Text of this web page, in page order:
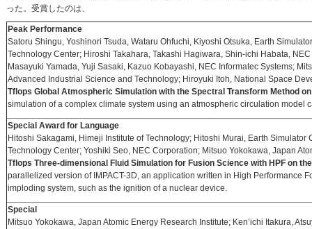
った。受賞したのは、
Peak Performance
Satoru Shingu, Yoshinori Tsuda, Wataru Ohfuchi, Kiyoshi Otsuka, Earth
Technology Center; Hiroshi Takahara, Takashi Hagiwara, Shin-ichi Habata,
Masayuki Yamada, Yuji Sasaki, Kazuo Kobayashi, NEC Informatec Systems;
Advanced Industrial Science and Technology; Hiroyuki Itoh, National Space
Tflops Global Atmospheric Simulation with the Spectral Transform Method
simulation of a complex climate system using an atmospheric circulation model
Special Award for Language
Hitoshi Sakagami, Himeji Institute of Technology; Hitoshi Murai, Earth Simulator
Technology Center; Yoshiki Seo, NEC Corporation; Mitsuo Yokokawa, Japan
Tflops Three-dimensional Fluid Simulation for Fusion Science with HPF on
parallelized version of IMPACT-3D, an application written in High Performance
imploding system, such as the ignition of a nuclear device.
Special
Mitsuo Yokokawa, Japan Atomic Energy Research Institute; Ken’ichi Itakura,